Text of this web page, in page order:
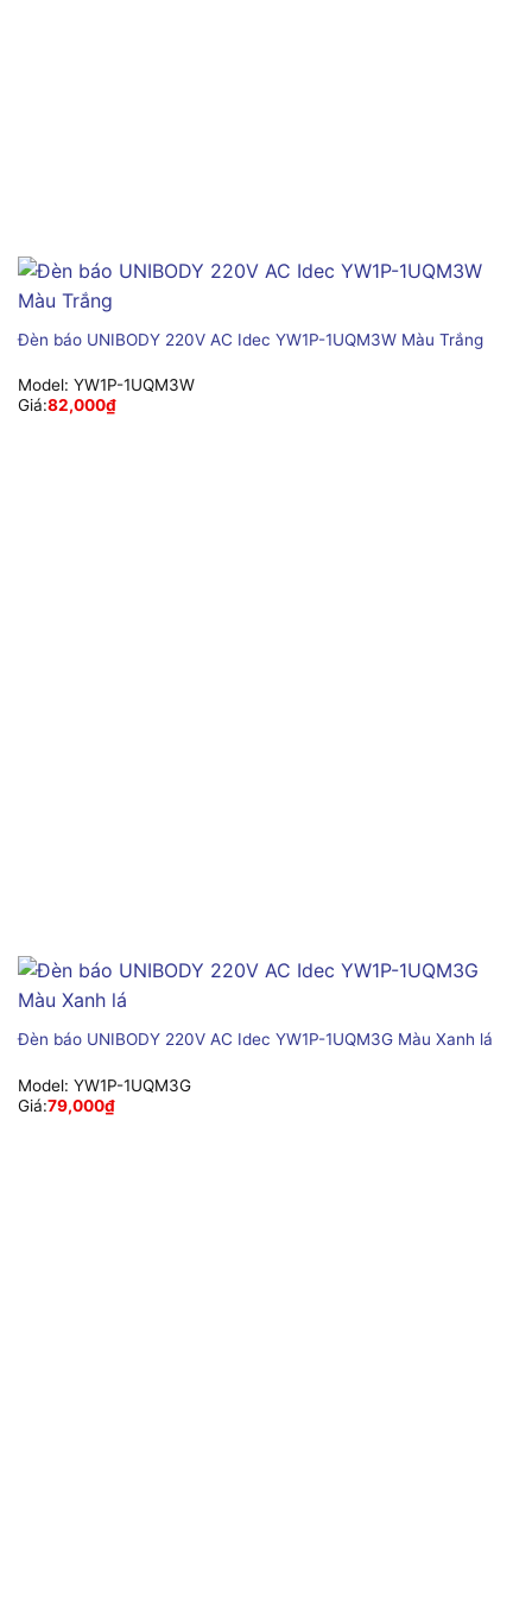
Đèn báo UNIBODY 220V AC Idec YW1P-1UQM3W Màu Trắng
Model: YW1P-1UQM3W
Giá:82,000₫
Đèn báo UNIBODY 220V AC Idec YW1P-1UQM3G Màu Xanh lá
Model: YW1P-1UQM3G
Giá:79,000₫